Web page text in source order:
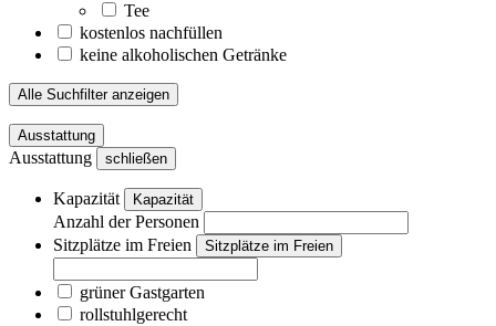
Tee
kostenlos nachfüllen
keine alkoholischen Getränke
Alle Suchfilter anzeigen
Ausstattung
Ausstattung schließen
Kapazität Kapazität
Anzahl der Personen
Sitzplätze im Freien
Sitzplätze im Freien
grüner Gastgarten
rollstuhlgerecht